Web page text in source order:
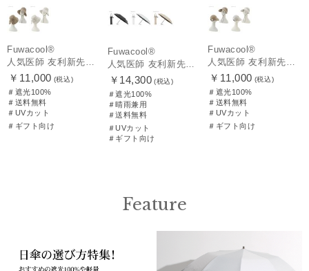
Fuwacool®
￥11,000 (税込)
＃遮光100%
＃送料無料
＃UVカット
＃ギフト向け
Fuwacool®
￥14,300 (税込)
＃遮光100%
＃晴雨兼用
＃送料無料
＃UVカット
＃ギフト向け
Fuwacool®
￥11,000 (税込)
＃遮光100%
＃送料無料
＃UVカット
＃ギフト向け
Feature